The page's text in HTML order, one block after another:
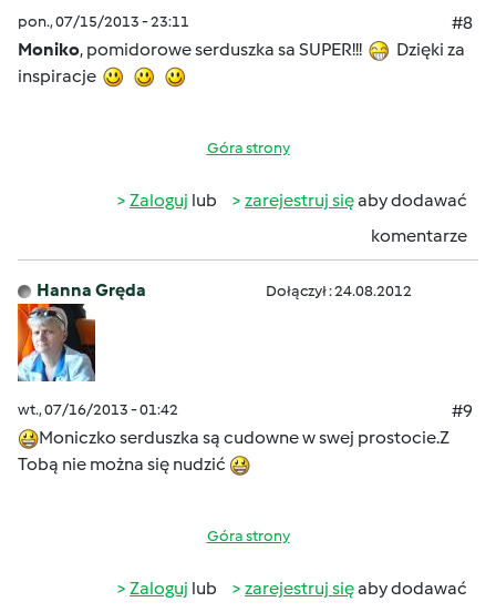
pon., 07/15/2013 - 23:11
#8
Moniko, pomidorowe serduszka sa SUPER!!!
Dzięki za
inspiracje
Góra strony
Zaloguj lub zarejestruj sięaby dodawać
komentarze
Hanna Gręda Dołączył : 24.08.2012
wt., 07/16/2013 - 01:42
#9
Moniczko serduszka są cudowne w swej prostocie.Z
Tobą nie można się nudzić
Góra strony
Zaloguj lub zarejestruj sięaby dodawać